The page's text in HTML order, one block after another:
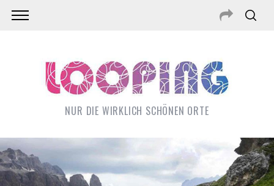
NUR DIE WIRKLICH SCHÖNEN ORTE